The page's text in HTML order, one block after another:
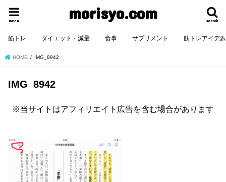
morisyo.com search
menu
筋トレ ダイエット・減量 食事 サプリメント 筋トレアイテム
HOME IMG_8942
IMG_8942
※当サイトはアフィリエイト広告を含む場合があります